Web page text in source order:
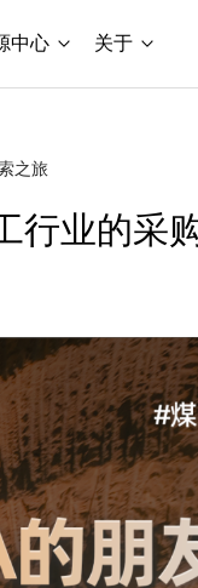
中心 关于
之旅
行业的采